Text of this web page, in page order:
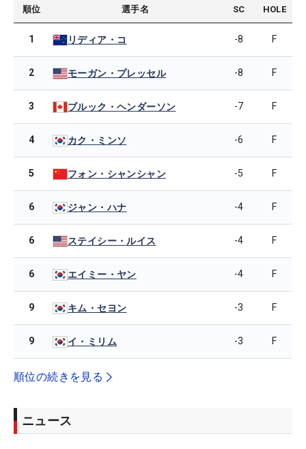
順位 選手名 SC HOLE
1 リディア・コ -8 F
2 モーガン・プレッセル -8 F
3 ブルック・ヘンダーソン -7 F
4 カク・ミンソ -6 F
5 フォン・シャンシャン -5 F
6 ジャン・ハナ -4 F
6 ステイシー・ルイス -4 F
6 エイミー・ヤン -4 F
9 キム・セヨン -3 F
9 イ・ミリム -3 F
順位の続きを見る
ニュース